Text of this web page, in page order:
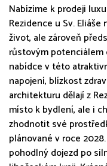
Nabízíme k prodeji
Rezidence u Sv.
život, ale zároveň
růstovým
nabídce v této
napojení, blízkost
architekturu dělají z
místo k bydlení, ale i
zhodnotit své
plánované v roce
pohodlný dojezd po